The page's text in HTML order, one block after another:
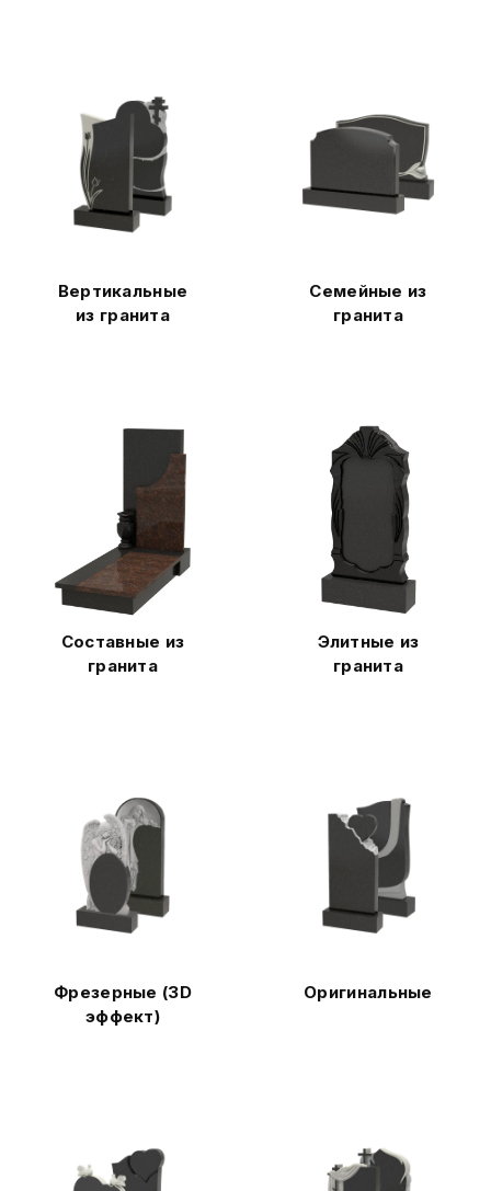
Вертикальные
из гранита
Семейные из
гранита
Составные из
гранита
Элитные из
гранита
Фрезерные (3D
эффект)
Оригинальные